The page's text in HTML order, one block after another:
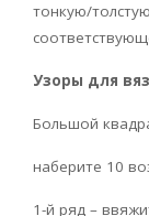
тонкую/
Узоры для
Большой
наберите 10
1-й ряд –